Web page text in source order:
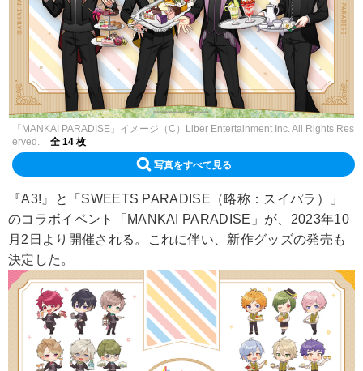
「MANKAI PARADISE」イメージ（C）Liber Entertainment Inc. All Rights Res
erved.
全 14 枚
写真をすべて見る
『A3!』と「SWEETS PARADISE（略称：スイパラ）」
のコラボイベント「MANKAI PARADISE」が、2023年10
月2日より開催される。これに伴い、新作グッズの発売も
決定した。